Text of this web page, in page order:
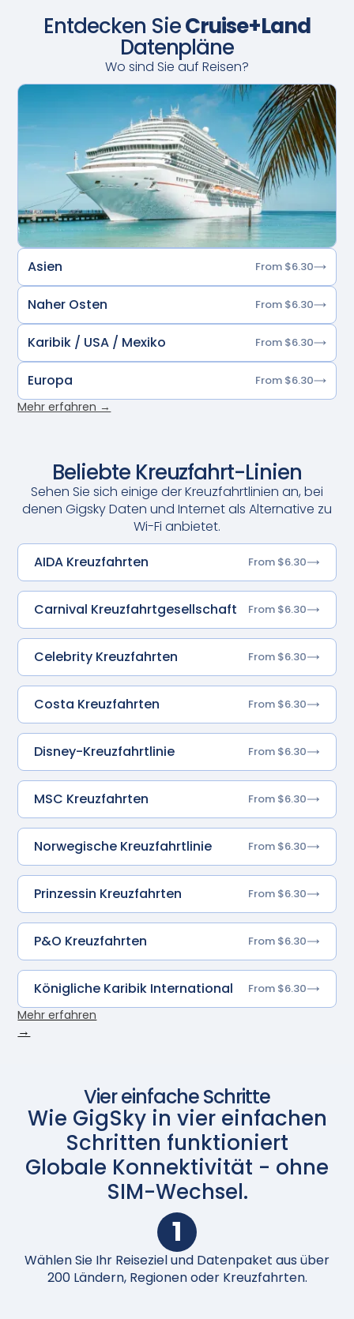
Entdecken SieCruise+Land
Datenpläne
Wo sind Sie auf Reisen?
Asien From $6.30
Naher Osten From $6.30
Karibik / USA / Mexiko From $6.30
Europa From $6.30
Mehr erfahren →
Beliebte Kreuzfahrt-Linien
Sehen Sie sich einige der Kreuzfahrtlinien an, bei
denen Gigsky Daten und Internet als Alternative zu
Wi-Fi anbietet.
AIDA Kreuzfahrten
From $6.30
Carnival Kreuzfahrtgesellschaft From $6.30
Celebrity Kreuzfahrten From $6.30
Costa Kreuzfahrten From $6.30
Disney-Kreuzfahrtlinie From $6.30
MSC Kreuzfahrten From $6.30
Norwegische Kreuzfahrtlinie From $6.30
Prinzessin Kreuzfahrten From $6.30
P&O Kreuzfahrten From $6.30
Königliche Karibik International From $6.30
Mehr erfahren
→
Vier einfache Schritte
Wie GigSky in vier einfachen
Schritten funktioniert
Globale Konnektivität - ohne
SIM-Wechsel.
1
Wählen Sie Ihr Reiseziel und Datenpaket aus über
200 Ländern, Regionen oder Kreuzfahrten.